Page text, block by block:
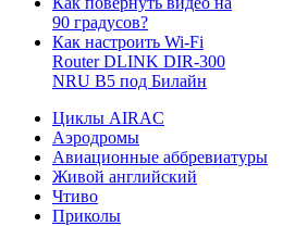
90 градусов?
Как настроить Wi-Fi
Router DLINK DIR-300
NRU B5 под Билайн
Циклы AIRAC
Аэродромы
Авиационные аббревиатуры
Живой английский
Чтиво
Приколы